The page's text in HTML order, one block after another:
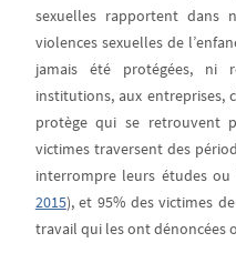
sexuelles rapportent dans
violences sexuelles de
jamais été protégées, ni
institutions, aux entreprises,
protège qui se retrouvent
victimes traversent des
interrompre leurs études
2015), et 95% des victimes
travail qui les ont dénoncées